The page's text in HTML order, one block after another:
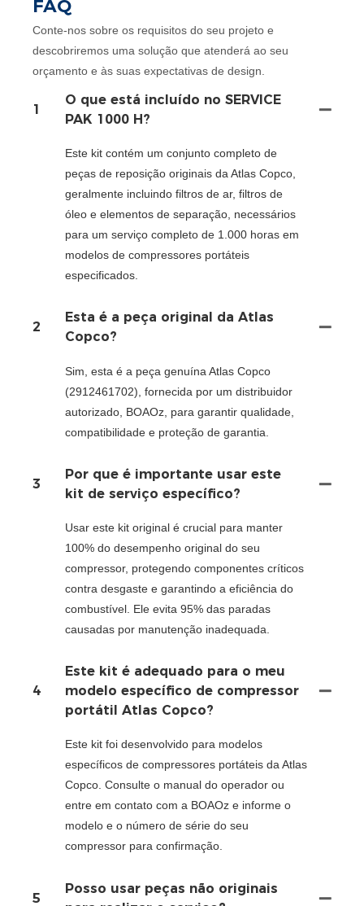
FAQ
Conte-nos sobre os requisitos do seu projeto e
descobriremos uma solução que atenderá ao seu
orçamento e às suas expectativas de design.
1
O que está incluído no SERVICE
PAK 1000 H?
Este kit contém um conjunto completo de
peças de reposição originais da Atlas Copco,
geralmente incluindo filtros de ar, filtros de
óleo e elementos de separação, necessários
para um serviço completo de 1.000 horas em
modelos de compressores portáteis
especificados.
2
Esta é a peça original da Atlas
Copco?
Sim, esta é a peça genuína Atlas Copco
(2912461702), fornecida por um distribuidor
autorizado, BOAOz, para garantir qualidade,
compatibilidade e proteção de garantia.
3
Por que é importante usar este
kit de serviço específico?
Usar este kit original é crucial para manter
100% do desempenho original do seu
compressor, protegendo componentes críticos
contra desgaste e garantindo a eficiência do
combustível. Ele evita 95% das paradas
causadas por manutenção inadequada.
4
Este kit é adequado para o meu
modelo específico de compressor
portátil Atlas Copco?
Este kit foi desenvolvido para modelos
específicos de compressores portáteis da Atlas
Copco. Consulte o manual do operador ou
entre em contato com a BOAOz e informe o
modelo e o número de série do seu
compressor para confirmação.
5
Posso usar peças não originais